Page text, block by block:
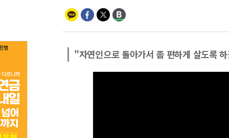
"자연인으로 돌아가서 좀 편하게 살도록